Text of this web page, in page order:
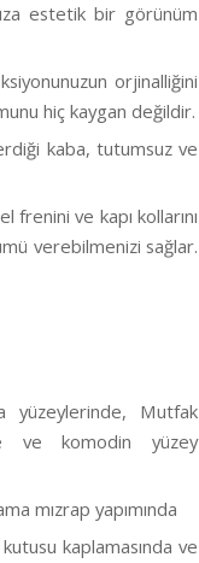
estetik bir görünüm
orjinalliğini
hiç kaygan değildir.
kaba, tutumsuz ve
frenini ve kapı kollarını
verebilmenizi sağlar.
yüzeylerinde, Mutfak
ve komodin yüzey
mızrap yapımında
kaplamasında ve